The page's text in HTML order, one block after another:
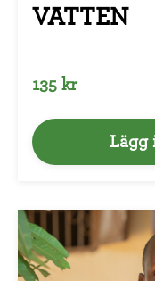
VATTEN
135 kr
Lägg